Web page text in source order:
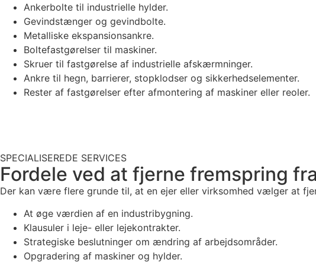
Ankerbolte til industrielle hylder.
Gevindstænger og gevindbolte.
Metalliske ekspansionsankre.
Boltefastgørelser til maskiner.
Skruer til fastgørelse af industrielle afskærmninger.
Ankre til hegn, barrierer, stopklodser og sikkerhedselementer.
Rester af fastgørelser efter afmontering af maskiner eller reoler.
SPECIALISEREDE SERVICES
Fordele ved at fjerne fremspring
Der kan være flere grunde til, at en ejer eller virksomhed vælger at
At øge værdien af en industribygning.
Klausuler i leje- eller lejekontrakter.
Strategiske beslutninger om ændring af arbejdsområder.
Opgradering af maskiner og hylder.